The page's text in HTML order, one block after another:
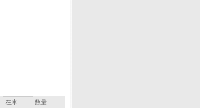
在庫
数量